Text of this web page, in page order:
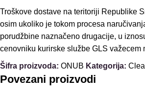
Troškove dostave na teritoriji Republike
osim ukoliko je tokom procesa
porudžbine naznačeno drugacije, u
cenovniku kurirske službe GLS važecem
Šifra proizvoda: ONUB Kategorija:
Povezani proizvodi